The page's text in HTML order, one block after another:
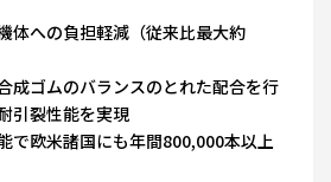
体への負担軽減（従来比最大約
成ゴムのバランスのとれた配合を行
引裂性能を実現
で欧米諸国にも年間800,000本以上